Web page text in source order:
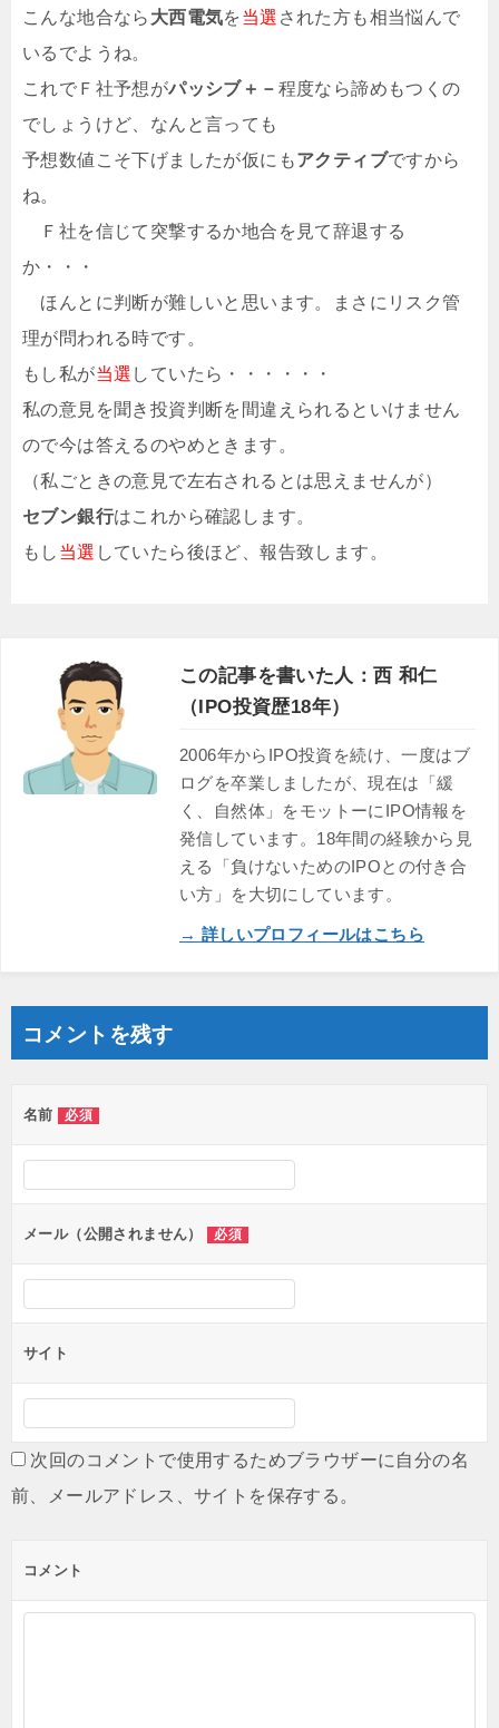
こんな地合なら 大西電気を当選 された方も相当悩んで
いるでようね。
これでＦ社予想がパッシブ＋－ 程度なら諦めもつくの
でしょうけど、なんと言っても
予想数値こそ下げましたが仮にもアクティブですから
ね。
Ｆ社を信じて突撃するか地合を見て辞退する
か・・・
ほんとに判断が難しいと思います。まさにリスク管
理が問われる時です。
もし私が当選 していたら・・・・・・
私の意見を聞き投資判断を間違えられるといけません
ので今は答えるのやめときます。
（私ごときの意見で左右されるとは思えませんが）
セブン銀行はこれから確認します。
もし 当選 していたら後ほど、報告致します。
この記事を書いた人：西 和仁
（IPO投資歴18年）
2006年からIPO投資を続け、一度はブ
ログを卒業しましたが、現在は「緩
く、自然体」をモットーにIPO情報を
発信しています。18年間の経験から見
える「負けないためのIPOとの付き合
い方」を大切にしています。
→ 詳しいプロフィールはこちら
コメントを残す
名前 必須
メール（公開されません） 必須
サイト
次回のコメントで使用するためブラウザーに自分の名
前、メールアドレス、サイトを保存する。
コメント